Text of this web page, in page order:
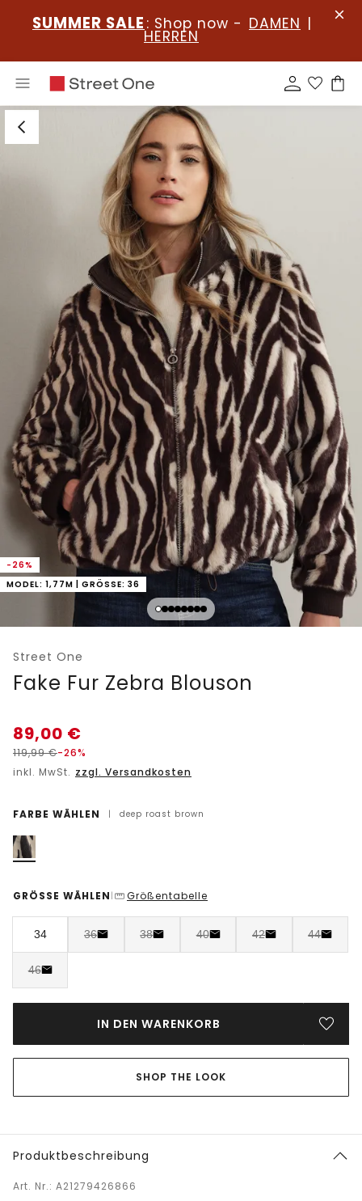
SUMMER SALE : Shop now - DAMEN |
HERREN
-26%
MODEL: 1,77M | GRÖSSE: 36
Street One
Fake Fur Zebra Blouson
89,00 €
119,99€-26%
inkl. MwSt. zzgl. Versandkosten
FARBE WÄHLEN | deep roast brown
GRÖSSE WÄHLEN | Größentabelle
34 36 38 40 42 44
46
IN DEN WARENKORB
SHOP THE LOOK
Produktbeschreibung
Art. Nr.: A21279426866